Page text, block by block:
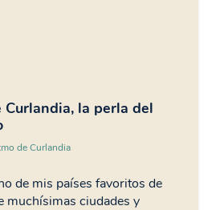
Curlandia, la perla del
de Curlandia
de mis países favoritos de
muchísimas ciudades y